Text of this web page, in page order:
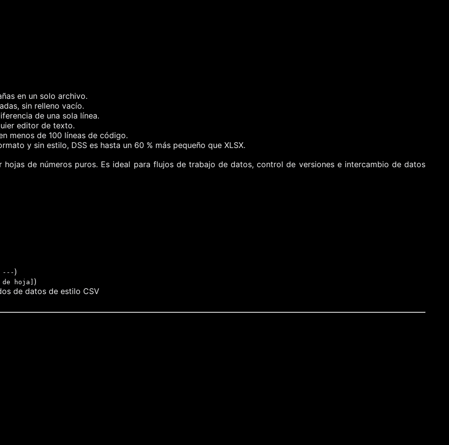
en un solo archivo.
sin relleno vacío.
de una sola línea.
editor de texto.
menos de 100 líneas de código.
y sin estilo, DSS es hasta un 60 % más pequeño que XLSX.
de números puros. Es ideal para flujos de trabajo de datos, control de versiones e intercambio de datos
--- )
de hoja] )
de datos de estilo CSV